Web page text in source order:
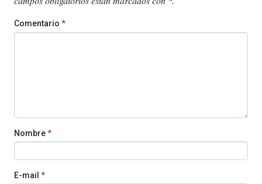
Comentario *
Nombre*
E-mail *